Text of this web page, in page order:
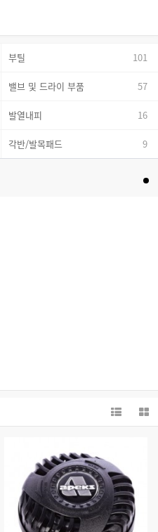
부틸 101
밸브 및 드라이 부품 57
발열내피 16
각반/발목패드 9